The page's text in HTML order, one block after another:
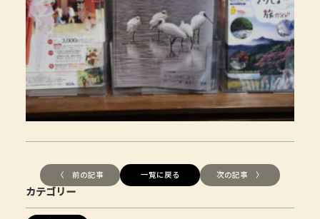
〈 前の記事 一覧に戻る 次の記事 〉
カテゴリー